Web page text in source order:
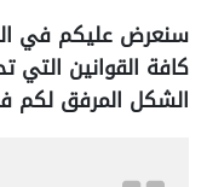
سنعرض عليكم في
كافة القوانين
الشكل المرفق لكم